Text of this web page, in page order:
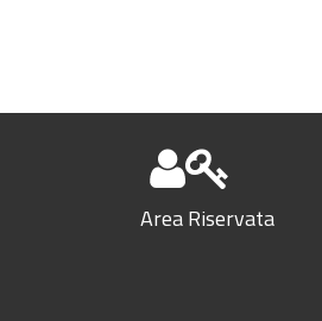
Area Riservata